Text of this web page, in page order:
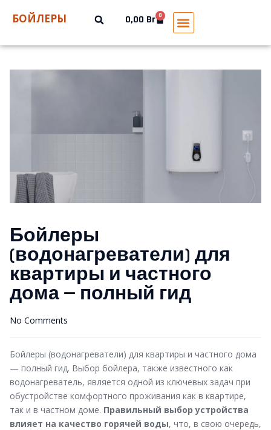
БОЙЛЕРЫ 0,00 Br 0
Бойлеры
(водонагреватели) для
квартиры и частного
дома — полный гид
No Comments
Бойлеры (водонагреватели) для квартиры и частного дома
— полный гид. Выбор бойлера, также известного как
водонагреватель, является одной из ключевых задач при
обустройстве комфортного проживания как в квартире,
так и в частном доме. Правильный выбор устройства
влияет на качество горячей воды, что, в свою очередь,